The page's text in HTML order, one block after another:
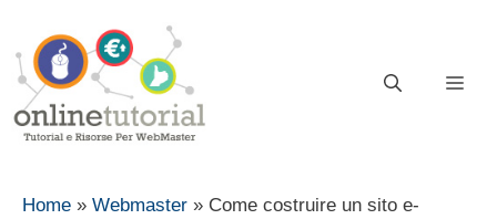
contenuto
Home » Webmaster » Come costruire un sito e-